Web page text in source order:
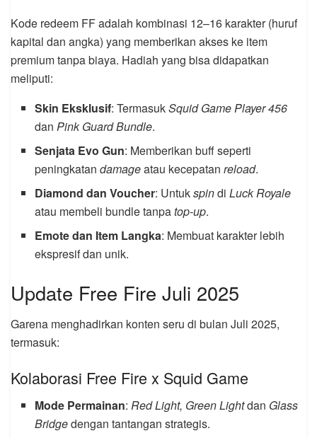
Kode redeem FF adalah kombinasi 12–16 karakter (huruf
kapital dan angka) yang memberikan akses ke item
premium tanpa biaya. Hadiah yang bisa didapatkan
meliputi:
Skin Eksklusif: TermasukSquid Game Player 456
danPink Guard Bundle.
Senjata Evo Gun: Memberikan buff seperti
peningkatandamageatau kecepatanreload.
Diamond dan Voucher: UntukspindiLuck Royale
atau membeli bundle tanpatop-up.
Emote dan Item Langka: Membuat karakter lebih
ekspresif dan unik.
Update Free Fire Juli 2025
Garena menghadirkan konten seru di bulan Juli 2025,
termasuk:
Kolaborasi Free Fire x Squid Game
Mode Permainan:Red Light, Green Lightdan Glass
Bridgedengan tantangan strategis.